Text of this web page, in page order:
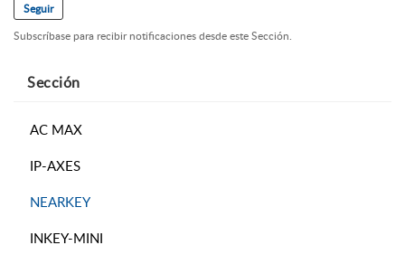
Seguir
Subscríbase para recibir notificaciones desde este Sección.
Sección
AC MAX
IP-AXES
NEARKEY
INKEY-MINI